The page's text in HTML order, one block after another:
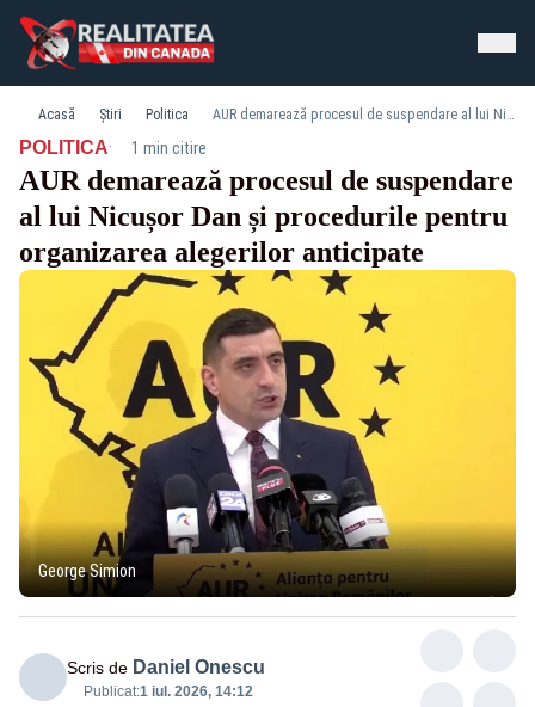
Acasă Știri Politica AUR demarează procesul de suspendare al lui Nicușor Dan și procedurile pentru organizarea alegerilor anticipate
POLITICA· 1 min citire
AUR demarează procesul de suspendare
al lui Nicușor Dan și procedurile pentru
organizarea alegerilor anticipate
George Simion
Scris de Daniel Onescu
Publicat:1 iul. 2026, 14:12